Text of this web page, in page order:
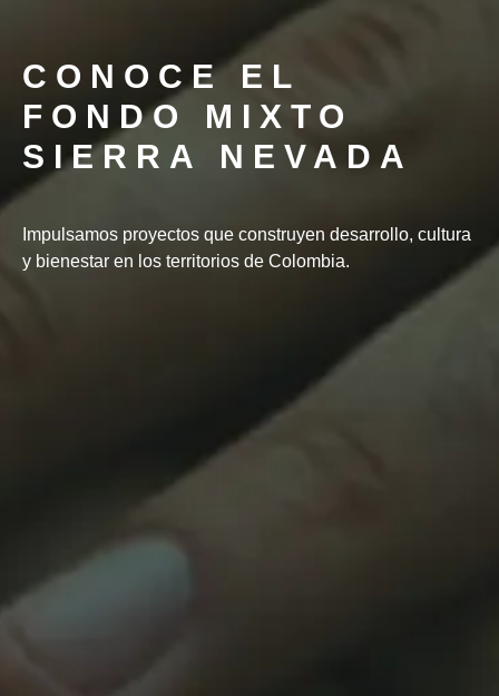
CONOCE EL
FONDO MIXTO
SIERRA NEVADA
Impulsamos proyectos que construyen desarrollo, cultura
y bienestar en los territorios de Colombia.